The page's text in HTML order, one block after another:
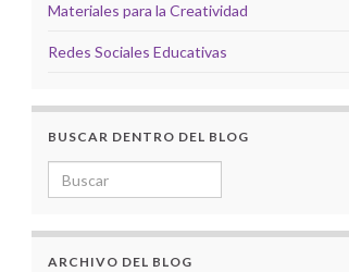
Materiales para la Creatividad
Redes Sociales Educativas
BUSCAR DENTRO DEL BLOG
Search for:
ARCHIVO DEL BLOG